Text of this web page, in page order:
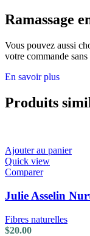
Ramassage
Vous pouvez aussi
votre commande
En savoir plus
Produits
Ajouter au panier
Quick view
Comparer
Julie Asselin
Fibres naturelles
$20.00